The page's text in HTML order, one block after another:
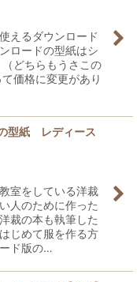
えるダウンロード
ロードの型紙はシ
どちらもうさこの
価格に変更があり
型紙 レディース
室をしている洋裁
人のために作った
裁の本も執筆した
じめて服を作る方
ド版の…